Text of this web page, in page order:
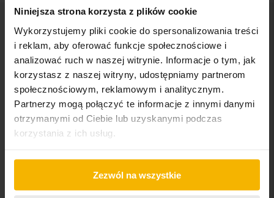
Niniejsza strona korzysta z plików cookie
Wykorzystujemy pliki cookie do spersonalizowania treści
i reklam, aby oferować funkcje społecznościowe i
analizować ruch w naszej witrynie. Informacje o tym, jak
korzystasz z naszej witryny, udostępniamy partnerom
społecznościowym, reklamowym i analitycznym.
Partnerzy mogą połączyć te informacje z innymi danymi
otrzymanymi od Ciebie lub uzyskanymi podczas
korzystania z ich usług.
Zezwól na wszystkie
Inne usługi
Kup samochód
Sprzedać samochód
Jak testujemy
Często zadawane pytania